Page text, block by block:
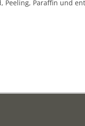
Peeling, Paraffin und